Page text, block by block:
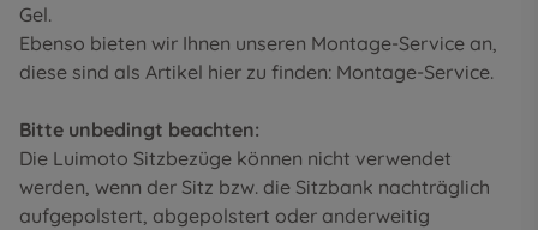
Gel.
Ebenso bieten wir Ihnen unseren Montage-Service an,
diese sind als Artikel hier zu finden: Montage-Service.
Bitte unbedingt beachten:
Die Luimoto Sitzbezüge können nicht verwendet
werden, wenn der Sitz bzw. die Sitzbank nachträglich
aufgepolstert, abgepolstert oder anderweitig